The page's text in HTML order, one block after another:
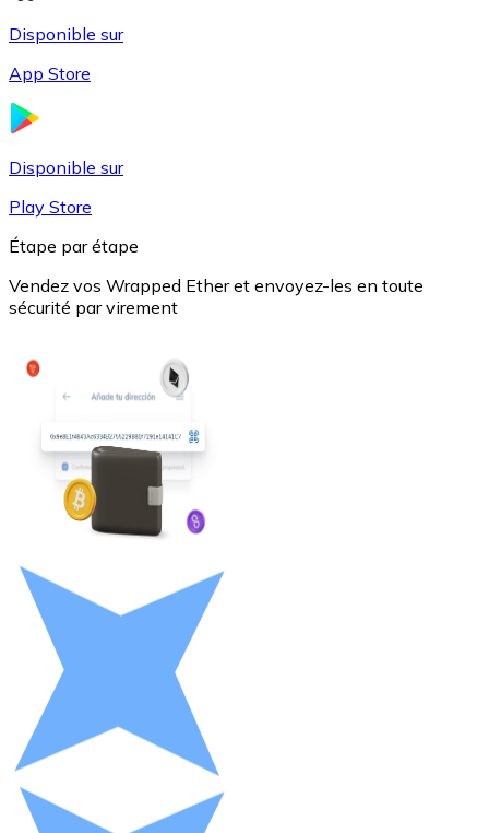
LTC
XRP
Disponible sur
App Store
Disponible sur
Play Store
Étape par étape
Vendez vos Wrapped Ether et envoyez-les en toute
sécurité par virement